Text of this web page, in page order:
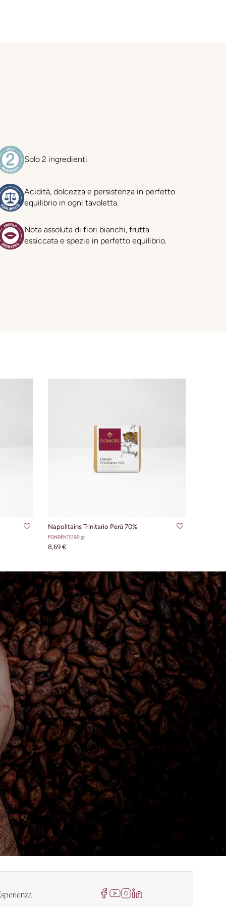
Solo 2 ingredienti.
Acidità, dolcezza e persistenza in perfetto
equilibrio in ogni tavoletta.
Nota assoluta di fiori bianchi, frutta
essiccata e spezie in perfetto equilibrio.
Napolitains Trinitario Perù 70%
FONDENTE100 gr
8,69 €